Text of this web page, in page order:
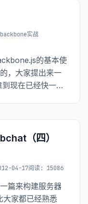
backbone实战
的基本使
，大家提出来一
现在已经快一个
（四）
04-17阅读: 15086
篇来构建服务器
大家都已经熟悉